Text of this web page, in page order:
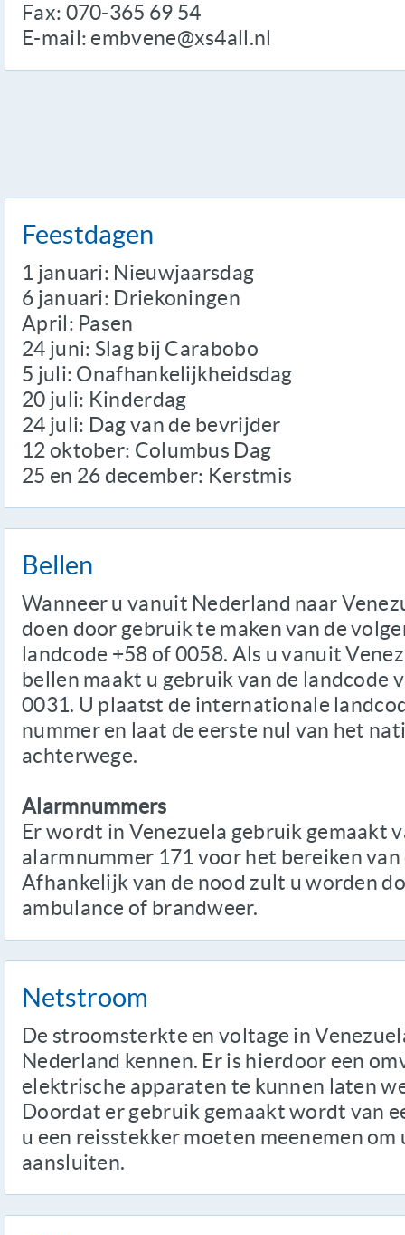
Fax: 070-365 69 54
E-mail: embvene@xs4all.nl
Feestdagen
1 januari: Nieuwjaarsdag
6 januari: Driekoningen
April: Pasen
24 juni: Slag bij Carabobo
5 juli: Onafhankelijkheidsdag
20 juli: Kinderdag
24 juli: Dag van de bevrijder
12 oktober: Columbus Dag
25 en 26 december: Kerstmis
Bellen
Wanneer u vanuit Nederland naar
doen door gebruik te maken van de
landcode +58 of 0058. Als u vanuit
bellen maakt u gebruik van de landcode
0031. U plaatst de internationale
nummer en laat de eerste nul van het
achterwege.
Alarmnummers
Er wordt in Venezuela gebruik gemaakt
alarmnummer 171 voor het bereiken
Afhankelijk van de nood zult u worden
ambulance of brandweer.
Netstroom
De stroomsterkte en voltage in
Nederland kennen. Er is hierdoor een
elektrische apparaten te kunnen laten
Doordat er gebruik gemaakt wordt van
u een reisstekker moeten meenemen
aansluiten.